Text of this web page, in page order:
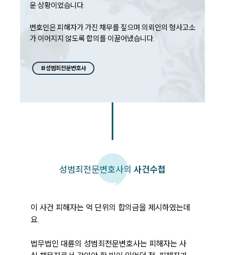
운 상황이었습니다.
변호인은 피해자가 가진 채무를 짚으며 의뢰인의 형사고소
가 이어지지 않도록 합의를 이끌어냈습니다.
#성범죄전문변호사
성범죄전문변호사의 사건수첩
이 사건 피해자는 억 단위의 합의금을 제시하였는데
요.
법무법인 대륜의 성범죄전문변호사는 피해자는 사